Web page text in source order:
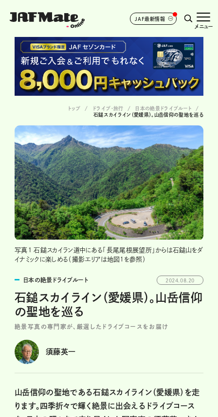
JAF最新情報
メニュー
トップ ドライブ･旅行
日本の絶景ドライブルート
石鎚スカイライン（愛媛県）。山岳信仰の聖地を巡る
写真１ 石鎚スカイラン道中にある「長尾尾根展望所」からは石鎚山をダ
イナミックに楽しめる（撮影エリアは地図1を参照）
日本の絶景ドライブルート 2024.08.20
石鎚スカイライン（愛媛県）。山岳信仰
の聖地を巡る
絶景写真の専門家が、厳選したドライブコースをお届け
須藤英一
山岳信仰の聖地である石鎚スカイライン（愛媛県）を走
ります。四季折々で輝く絶景に出会えるドライブコース